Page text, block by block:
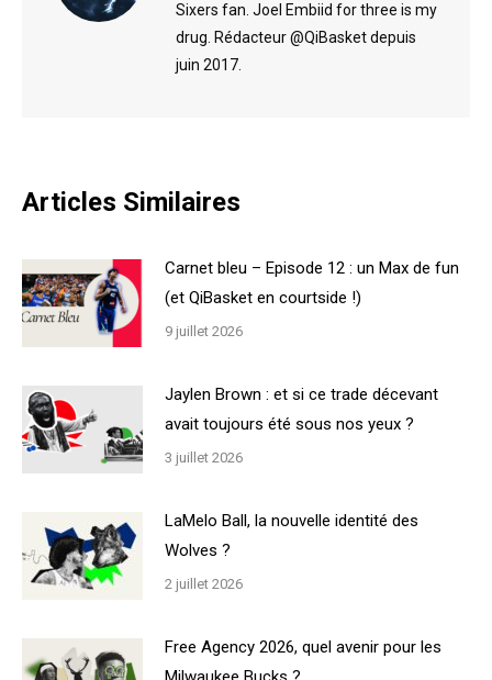
Sixers fan. Joel Embiid for three is my
drug. Rédacteur @QiBasket depuis
juin 2017.
Articles Similaires
Carnet bleu – Episode 12 : un Max de fun
(et QiBasket en courtside !)
9 juillet 2026
Jaylen Brown : et si ce trade décevant
avait toujours été sous nos yeux ?
3 juillet 2026
LaMelo Ball, la nouvelle identité des
Wolves ?
2 juillet 2026
Free Agency 2026, quel avenir pour les